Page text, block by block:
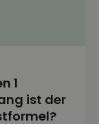
1
ist der